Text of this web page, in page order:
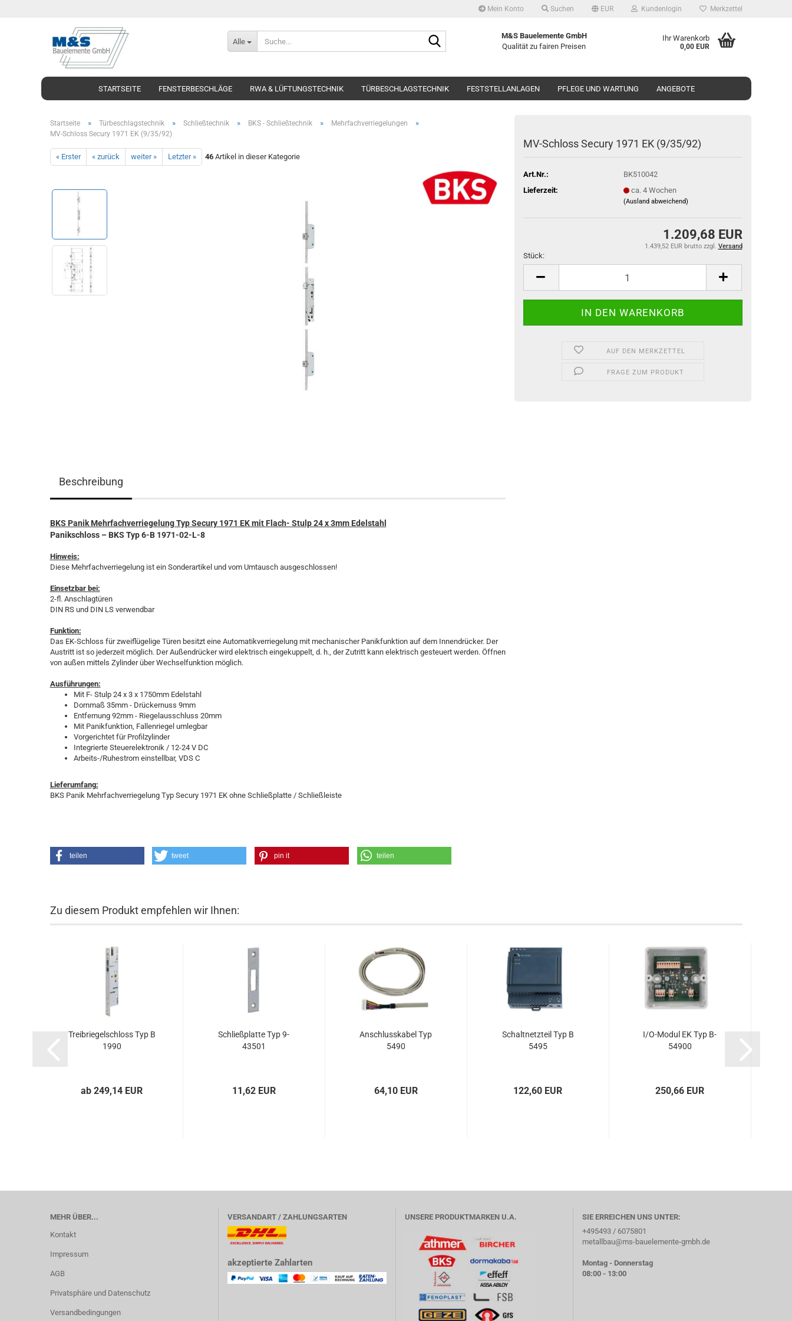
Mein Konto Suchen EUR Kundenlogin Merkzettel
Alle
M&S Bauelemente GmbH
Qualität zu fairen Preisen
Ihr Warenkorb
0,00 EUR
STARTSEITE FENSTERBESCHLÄGE RWA & LÜFTUNGSTECHNIK TÜRBESCHLAGSTECHNIK FESTSTELLANLAGEN PFLEGE UND WARTUNG ANGEBOTE
Startseite » Türbeschlagstechnik » Schließtechnik » BKS - Schließtechnik » Mehrfachverriegelungen »
MV-Schloss Secury 1971 EK (9/35/92)
« Erster « zurück weiter » Letzter » 46Artikel in dieser Kategorie
MV-​Schloss Se­cu­ry 1971 EK (9/35/92)
Art.Nr.:
BK510042
Lieferzeit:
ca. 4 Wochen
(Ausland abweichend)
1.209,68 EUR
1.439,52 EUR bruttozzgl. Versand
Stück:
Stück
AUF DEN MERKZETTEL
FRAGE ZUM PRODUKT
Beschreibung
BKS Panik Mehrfachverriegelung Typ Secury 1971 EK mit Flach- Stulp 24 x 3mm Edelstahl
Panikschloss – BKS Typ 6-B 1971-02-L-8
Hinweis:
Diese Mehrfachverriegelung ist ein Sonderartikel und vom Umtausch ausgeschlossen!
Einsetzbar bei:
2-fl. Anschlagtüren
DIN RS und DIN LS verwendbar
Funktion:
Das EK-Schloss für zweiflügelige Türen besitzt eine Automatikverriegelung mit mechanischer Panikfunktion auf dem Innendrücker. Der
Austritt ist so jederzeit möglich. Der Außendrücker wird elektrisch eingekuppelt, d. h., der Zutritt kann elektrisch gesteuert werden. Öffnen
von außen mittels Zylinder über Wechselfunktion möglich.
Ausführungen:
Mit F- Stulp 24 x 3 x 1750mm Edelstahl
Dornmaß 35mm - Drückernuss 9mm
Entfernung 92mm - Riegelausschluss 20mm
Mit Panikfunktion, Fallenriegel umlegbar
Vorgerichtet für Profilzylinder
Integrierte Steuerelektronik / 12-24 V DC
Arbeits-/Ruhestrom einstellbar, VDS C
Lieferumfang:
BKS Panik Mehrfachverriegelung Typ Secury 1971 EK ohne Schließplatte / Schließleiste
teilen tweet pin it teilen
Zu diesem Produkt empfehlen wir Ihnen:
Trei­brie­gel­schloss Typ B
1990
ab 249,14 EUR
Schließ­plat­te Typ 9-​
43501
11,62 EUR
An­schluss­ka­bel Typ
5490
64,10 EUR
Schalt­netz­teil Typ B
5495
122,60 EUR
I/O-​Modul EK Typ B-​
54900
250,66 EUR
MEHR ÜBER...
Kontakt
Impressum
AGB
Privatsphäre und Datenschutz
Versandbedingungen
VERSANDART / ZAHLUNGSARTEN
akzeptierte Zahlarten
UNSERE PRODUKTMARKEN U.A.
SIE ERREICHEN UNS UNTER:
+495493 / 6075801
metallbau@ms-bauelemente-gmbh.de
Montag - Donnerstag
08:00 - 13:00